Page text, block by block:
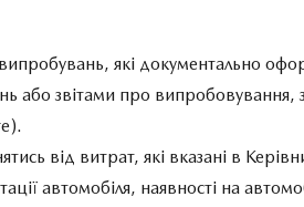
які документально
звітами про
від витрат, які вказані в
автомобіля, наявності на